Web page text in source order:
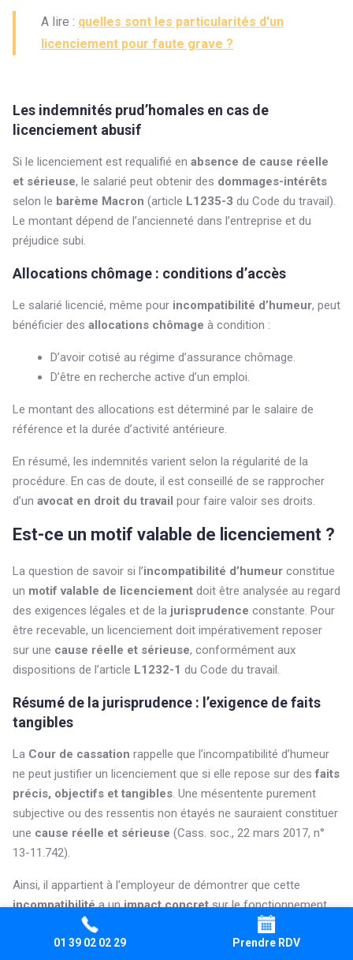
A lire : quelles sont les particularités d'un
licenciement pour faute grave ?
Les indemnités prud’homales en cas de
licenciement abusif
Si le licenciement est requalifié en absence de cause réelle
et sérieuse, le salarié peut obtenir des dommages-intérêts
selon le barème Macron (article L1235-3 du Code du travail).
Le montant dépend de l’ancienneté dans l’entreprise et du
préjudice subi.
Allocations chômage : conditions d’accès
Le salarié licencié, même pour incompatibilité d’humeur, peut
bénéficier des allocations chômage à condition :
D’avoir cotisé au régime d’assurance chômage.
D’être en recherche active d’un emploi.
Le montant des allocations est déterminé par le salaire de
référence et la durée d’activité antérieure.
En résumé, les indemnités varient selon la régularité de la
procédure. En cas de doute, il est conseillé de se rapprocher
d’un avocat en droit du travail pour faire valoir ses droits.
Est-ce un motif valable de licenciement ?
La question de savoir si l’incompatibilité d’humeur constitue
un motif valable de licenciement doit être analysée au regard
des exigences légales et de la jurisprudence constante. Pour
être recevable, un licenciement doit impérativement reposer
sur une cause réelle et sérieuse, conformément aux
dispositions de l’article L1232-1 du Code du travail.
Résumé de la jurisprudence : l’exigence de faits
tangibles
La Cour de cassation rappelle que l’incompatibilité d’humeur
ne peut justifier un licenciement que si elle repose sur desfaits
précis, objectifs et tangibles. Une mésentente purement
subjective ou des ressentis non étayés ne sauraient constituer
une cause réelle et sérieuse (Cass. soc., 22 mars 2017, n°
13-11.742).
Ainsi, il appartient à l’employeur de démontrer que cette
incompatibilitéa unimpact concretsur le fonctionnement
de l’entreprise ou le climat de travail.
01 39 02 02 29 Prendre RDV